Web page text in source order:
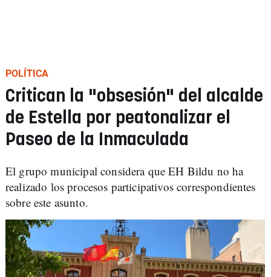
POLÍTICA
Critican la "obsesión" del alcalde
de Estella por peatonalizar el
Paseo de la Inmaculada
El grupo municipal considera que EH Bildu no ha
realizado los procesos participativos correspondientes
sobre este asunto.